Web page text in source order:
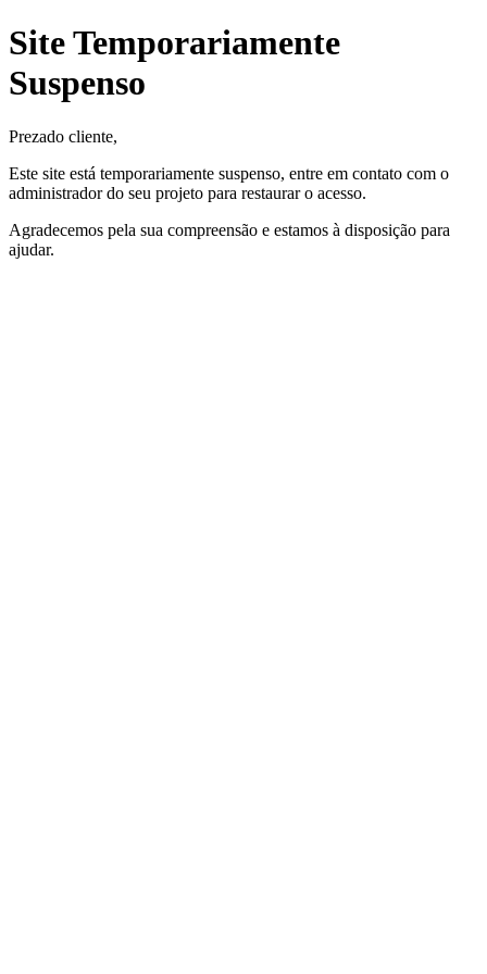
Site Temporariamente
Suspenso
Prezado cliente,
Este site está temporariamente suspenso, entre em contato com o
administrador do seu projeto para restaurar o acesso.
Agradecemos pela sua compreensão e estamos à disposição para
ajudar.